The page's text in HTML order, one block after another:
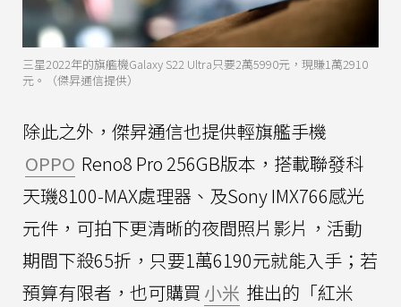
三星2022年的旗艦機Galaxy S22 Ultra只要2萬5990元，現賺1萬2910
元。（傑昇通信提供）
除此之外，傑昇通信也提供輕旗艦手機
OPPO Reno8 Pro 256GB版本，搭載聯發科
天璣8100-MAX處理器、及Sony IMX766感光
元件，可拍下更清晰的夜間照片影片，活動
期間下殺65折，只要1萬6190元就能入手；若
預算有限者，也可購買 小米 推出的「紅米